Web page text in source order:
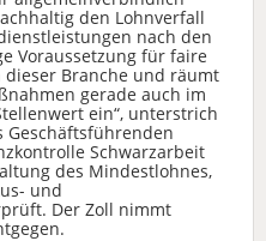
den Lohnverfall
nach den
Voraussetzung für faire
Branche und räumt
gerade auch im
ein“, unterstrich
Geschäftsführenden
Schwarzarbeit
des Mindestlohnes,
und
Der Zoll nimmt